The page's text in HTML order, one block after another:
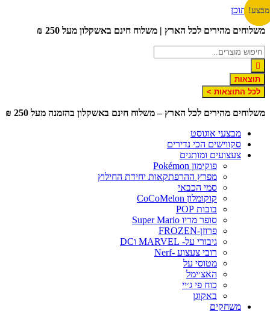
לתוכן
מהירים לכל הארץ | משלוח חינם באשקלון מעל 250 ₪
תוצאות
לכל התוצאות >
מהירים לכל הארץ – משלוח חינם באשקלון בהזמנה מעל 250 ₪
מבצעי אוגוסט
סקווישים הכי נדירים
צעצועים ומותגים
פוקימון Pokémon
מפרץ ההרפתקאות יחידת החילוץ
סמי הכבאי
קוקומלון CoCoMelon
בובות POP
סופר מריו Super Mario
פרוזן-FROZEN
גיבורי על- MARVEL וDC
רובי צעצוע -Nerf
מטוסי על
האצ׳ימל
כוח פי ג׳יי
באקוגן
משחקים